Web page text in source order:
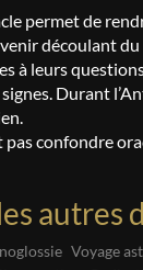
permet de
découlant
à leurs
Durant
confondre
autres
Voyage